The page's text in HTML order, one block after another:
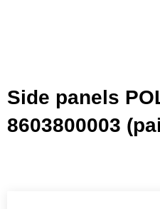
Side panels
8603800003